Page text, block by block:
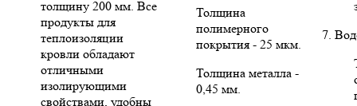
толщину 200 мм. Все
продукты для
теплоизоляции
кровли обладают
отличными
изолирующими
свойствами, удобны
Толщина
полимерного
покрытия - 25 мкм.
Толщина металла -
0,45 мм.
7.